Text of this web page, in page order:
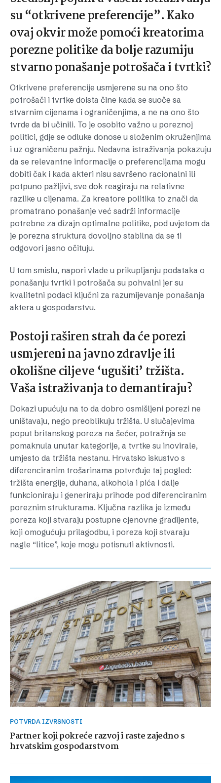
su “otkrivene preferencije”. Kako
ovaj okvir može pomoći kreatorima
porezne politike da bolje razumiju
stvarno ponašanje potrošača i tvrtki?
Otkrivene preferencije usmjerene su na ono što
potrošači i tvrtke doista čine kada se suoče sa
stvarnim cijenama i ograničenjima, a ne na ono što
tvrde da bi učinili. To je osobito važno u poreznoj
politici, gdje se odluke donose u složenim okruženjima
i uz ograničenu pažnju. Nedavna istraživanja pokazuju
da se relevantne informacije o preferencijama mogu
dobiti čak i kada akteri nisu savršeno racionalni ili
potpuno pažljivi, sve dok reagiraju na relativne
razlike u cijenama. Za kreatore politika to znači da
promatrano ponašanje već sadrži informacije
potrebne za dizajn optimalne politike, pod uvjetom da
je porezna struktura dovoljno stabilna da se ti
odgovori jasno očituju.
U tom smislu, napori vlade u prikupljanju podataka o
ponašanju tvrtki i potrošača su pohvalni jer su
kvalitetni podaci ključni za razumijevanje ponašanja
aktera u gospodarstvu.
Postoji raširen strah da će porezi
usmjereni na javno zdravlje ili
okolišne ciljeve ‘ugušiti’ tržišta.
Vaša istraživanja to demantiraju?
Dokazi upućuju na to da dobro osmišljeni porezi ne
uništavaju, nego preoblikuju tržišta. U slučajevima
poput britanskog poreza na šećer, potražnja se
pomaknula unutar kategorije, a tvrtke su inovirale,
umjesto da tržišta nestanu. Hrvatsko iskustvo s
diferenciranim trošarinama potvrđuje taj pogled:
tržišta energije, duhana, alkohola i pića i dalje
funkcioniraju i generiraju prihode pod diferenciranim
poreznim strukturama. Ključna razlika je između
poreza koji stvaraju postupne cjenovne gradijente,
koji omogućuju prilagodbu, i poreza koji stvaraju
nagle “litice”, koje mogu potisnuti aktivnosti.
POTVRDA IZVRSNOSTI
Partner koji pokreće razvoj i raste zajedno s
hrvatskim gospodarstvom